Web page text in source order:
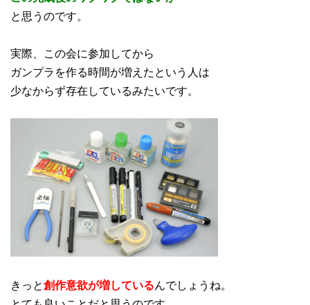
と思うのです。
実際、この会に参加してから
ガンプラを作る時間が増えたという人は
少なからず存在しているみたいです。
きっと創作意欲が増しているんでしょうね。